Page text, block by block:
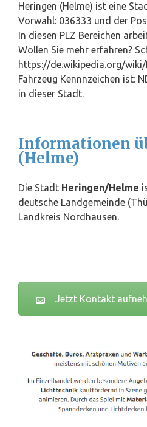
Heringen (Helme) ist eine
Vorwahl: 036333 und der
In diesen PLZ Bereichen
Wollen Sie mehr erfahren?
https://de.wikipedia.org/wiki/
Fahrzeug Kennnzeichen ist:
in dieser Stadt.
Informationen
(Helme)
Die Stadt Heringen/Helme
deutsche Landgemeinde
Landkreis Nordhausen.
Jetzt Kontakt